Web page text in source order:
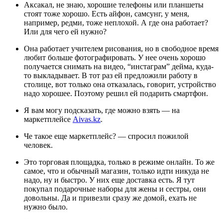
Аксакал, не знаю, хорошие телефоны или планшеты
стоят тоже хорошо. Есть айфон, самсунг, у меня,
например, редми, тоже неплохой. А где она работает?
Или для чего ей нужно?
Она работает учителем рисования, но в свободное время
любит больше фотографировать. У нее очень хорошо
получается снимать на видео, “инстаграм” дейма, куда-
то выкладывает. В тот раз ей предложили работу в
столице, вот только она отказалась, говорит, устройство
надо хорошее. Поэтому решил ей подарить смартфон.
Я вам могу подсказать, где можно взять — на
маркетплейсе Aivas.kz.
Че такое еще маркетплейс? — спросил пожилой
человек.
Это торговая площадка, только в режиме онлайн. То же
самое, что и обычный магазин, только идти никуда не
надо, ну и быстро. У них еще доставка есть. Я тут
покупал подарочные наборы для жены и сестры, они
довольны. Да и привезли сразу же домой, ехать не
нужно было.